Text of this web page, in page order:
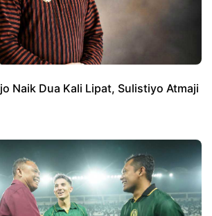
Naik Dua Kali Lipat, Sulistiyo Atmaji